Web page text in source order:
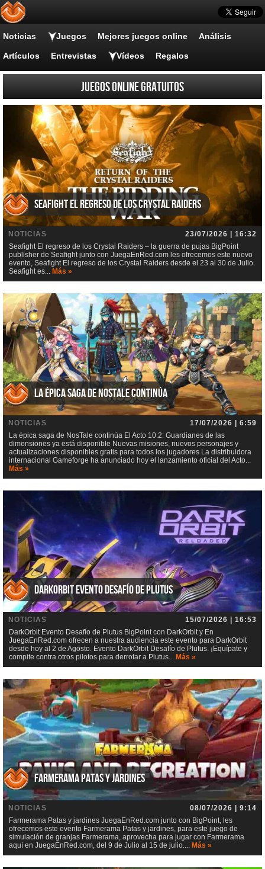
Noticias Juegos Mejores juegos online Análisis
Artículos Entrevistas Vídeos Regalos
Juegos online gratuitos
Seafight El regreso de los Crystal Raiders
NOTICIAS
23/07/2026 | 16:32
Seafight El regreso de los Crystal Raiders – la guerra de pujas BigPoint
publisher de Seafight junto con JuegaEnRed.com les ofrecemos este nuevo
evento, Seafight El regreso de los Crystal Raiders desde el 23 al 30 de Julio.
Seafight es... Más »
La épica saga de NosTale continúa
NOTICIAS
17/07/2026 | 6:59
La épica saga de NosTale continúa El Acto 10.2: Guardianes de las
dimensiones ya está disponible Nuevas misiones, nuevos personajes y
actualizaciones disponibles gratis para todos los jugadores La distribuidora
internacional Gameforge ha anunciado hoy el lanzamiento oficial del Acto...
Más »
DarkOrbit Evento Desafío de Plutus
NOTICIAS
15/07/2026 | 16:53
DarkOrbit Evento Desafío de Plutus BigPoint con DarkOrbit y En
JuegaEnRed.com ofrecen a nuestra audiencia este evento para DarkOrbit
desde hoy al 2 de Agosto. Evento DarkOrbit Desafío de Plutus. ¡Equípate y
compite contra otros pilotos para derrotar a Plutus... Más »
Farmerama Patas y jardines
NOTICIAS
08/07/2026 | 9:14
Farmerama Patas y jardines JuegaEnRed.com junto con BigPoint, les
ofrecemos este evento Farmerama Patas y jardines, para este juego de
simulación de granjas Farmerama, aprovecha para jugar con Farmerama
aquí en JuegaEnRed.com, del 9 de Julio al 15 de julio.... Más »